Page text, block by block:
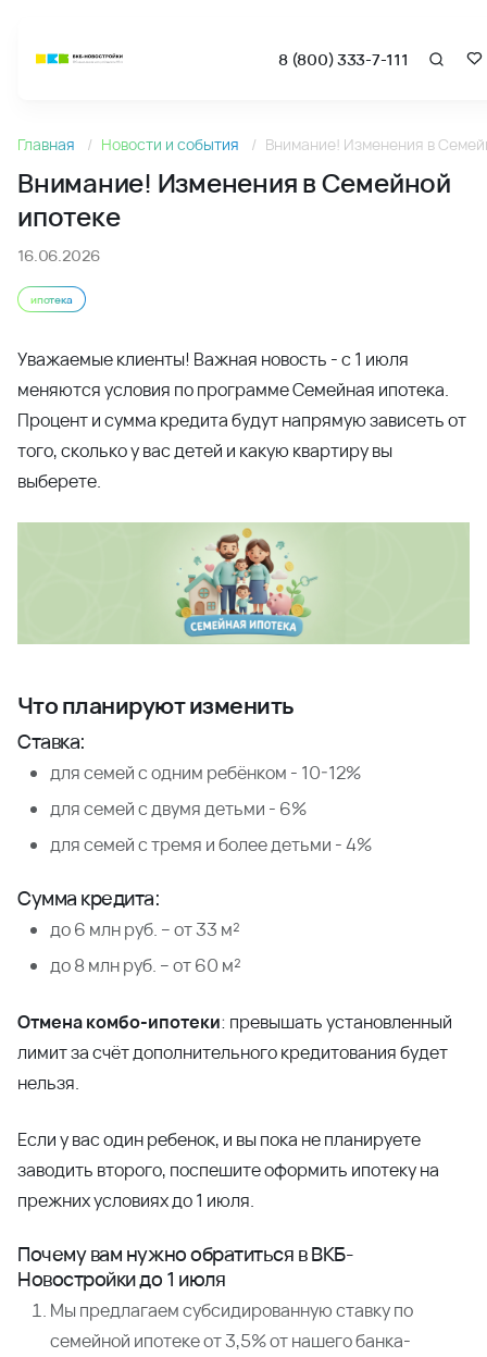
8 (800) 333-7-111
Новости
Главная Новости и события Внимание! Изменения в
Внимание! Изменения в Семейной
ипотеке
16.06.2026
ипотека
Уважаемые клиенты! Важная новость - с 1 июля
меняются условия по программе Семейная ипотека.
Процент и сумма кредита будут напрямую зависеть от
того, сколько у вас детей и какую квартиру вы
выберете.
Что планируют изменить
Ставка:
для семей с одним ребёнком - 10-12%
для семей с двумя детьми - 6%
для семей с тремя и более детьми - 4%
Сумма кредита:
до 6 млн руб. – от 33 м²
до 8 млн руб. – от 60 м²
Отмена комбо-ипотеки: превышать установленный
лимит за счёт дополнительного кредитования будет
нельзя.
Если у вас один ребенок, и вы пока не планируете
заводить второго, поспешите оформить ипотеку на
прежних условиях до 1 июля.
Почему вам нужно обратиться в ВКБ-
Новостройки до 1 июля
Мы предлагаем субсидированную ставку по
семейной ипотеке от 3,5% от нашего банка-